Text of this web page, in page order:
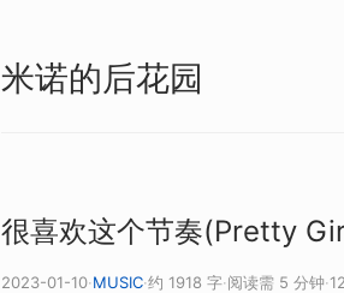
米诺的后花园
很喜欢这个节奏(Pretty
2023-01-10·MUSIC·约 1918 字·阅读需 5 分钟·